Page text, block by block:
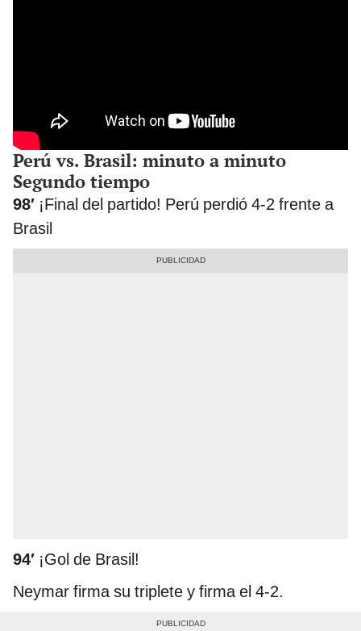
Perú vs. Brasil: minuto a minuto
Segundo tiempo
98′ ¡Final del partido! Perú perdió 4-2 frente a
Brasil
94′ ¡Gol de Brasil!
Neymar firma su triplete y firma el 4-2.